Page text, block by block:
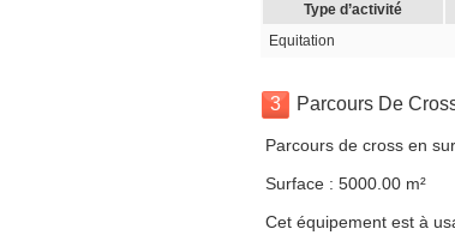
Type d’activité
Equitation
3 Parcours De
Parcours de cross en
Surface : 5000.00 m²
Cet équipement est à